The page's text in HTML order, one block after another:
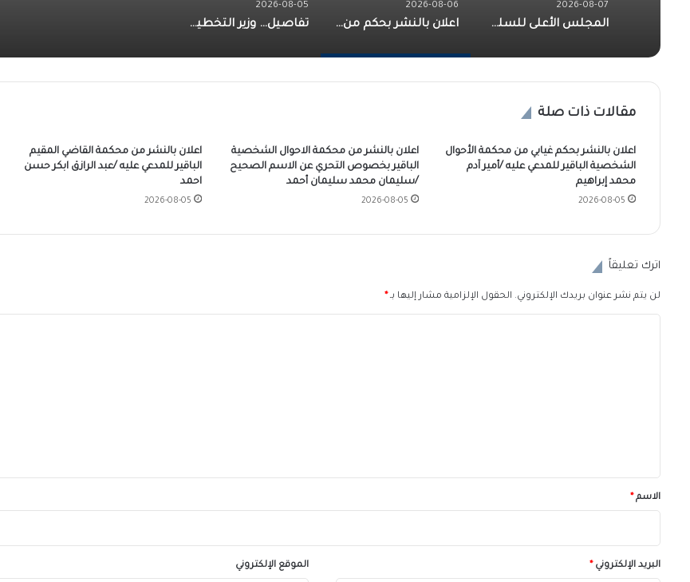
2026-08-07
المجلس الأعلى للسلم الاجتماعي يهدي مهرجان التعايش السلمي للبرهان
2026-08-06
اعلان بالنشر بحكم من محكمة الأحوال الشخصية الكاملين للمدعي عليه / صلاح الدين الخليفة محمد
2026-08-05
تفاصيل… وزير التخطيط العمراني بولاية الجزيرة يشارك في أعمال الدورة الخامسة عشرة للمجلس القومي للتنمية العمرانية
مقالات ذات صلة
اعلان بالنشر بحكم غيابي من محكمة الأحوال
الشخصية الباقير للمدعي عليه /أمير آدم
محمد إبراهيم
2026-08-05
اعلان بالنشر من محكمة الاحوال الشخصية
الباقير بخصوص التحري عن الاسم الصحيح
/سليمان محمد سليمان أحمد
2026-08-05
اعلان بالنشر من محكمة القاضي المقيم
الباقير للمدعي عليه /عبد الرازق ابكر حسن
احمد
2026-08-05
اترك تعليقاً
لن يتم نشر عنوان بريدك الإلكتروني. الحقول الإلزامية مشار إليها بـ*
*الاسم*
البريد الإلكتروني* الموقع الإلكتروني